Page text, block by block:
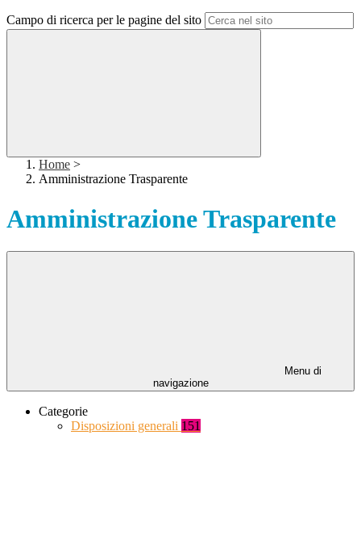
Campo di ricerca per le pagine del sito
Home >
Amministrazione Trasparente
Amministrazione Trasparente
Menu di
navigazione
Categorie
Disposizioni generali 151